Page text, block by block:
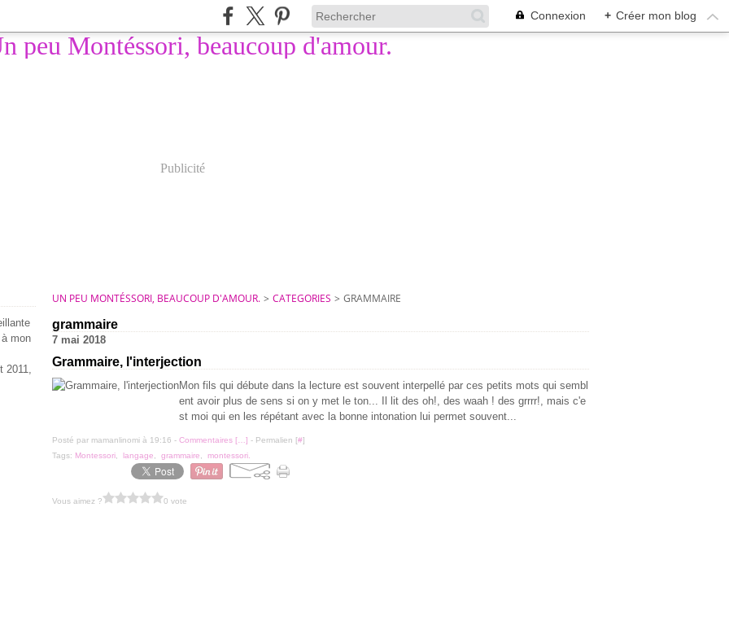
Connexion + Créer mon blog
Publicité
mon
2011,
UN PEU MONTÉSSORI, BEAUCOUP D'AMOUR. > CATEGORIES > GRAMMAIRE
grammaire
7 mai 2018
Grammaire, l'interjection
Mon fils qui débute dans la lecture est souvent interpellé par ces petits mots qui sembl
ent avoir plus de sens si on y met le ton... Il lit des oh!, des waah ! des grrrr!, mais c'e
st moi qui en les répétant avec la bonne intonation lui permet souvent...
Posté par mamanlinomi à 19:16 - Commentaires [ ] - Permalien [#]
Tags: Montessori langage grammaire montessori.
Vous aimez ? 0 vote